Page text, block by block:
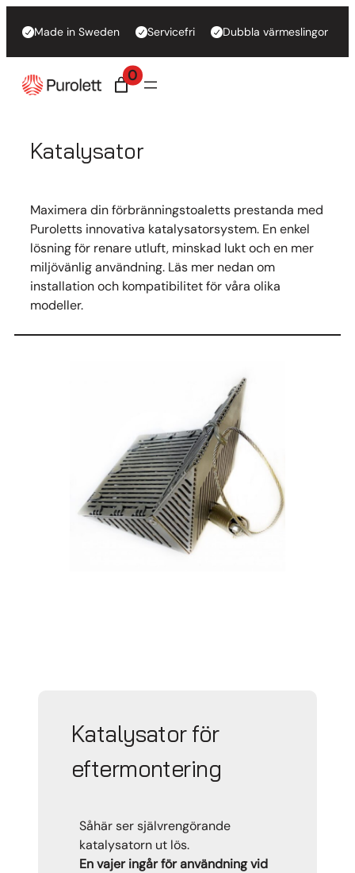
Made in Sweden Servicefri Dubbla värmeslingor
0
Katalysator
Maximera din förbränningstoaletts prestanda med
Puroletts innovativa katalysatorsystem. En enkel
lösning för renare utluft, minskad lukt och en mer
miljövänlig användning. Läs mer nedan om
installation och kompatibilitet för våra olika
modeller.
Katalysator för
eftermontering
Såhär ser självrengörande
katalysatorn ut lös.
En vajer ingår för användning vid